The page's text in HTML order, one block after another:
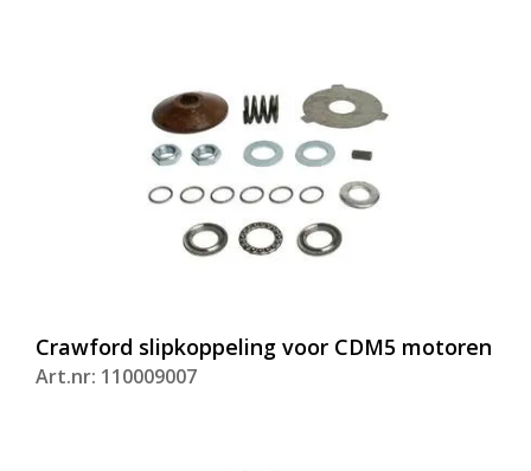
Crawford slipkoppeling voor CDM5 motoren
Art.nr: 110009007